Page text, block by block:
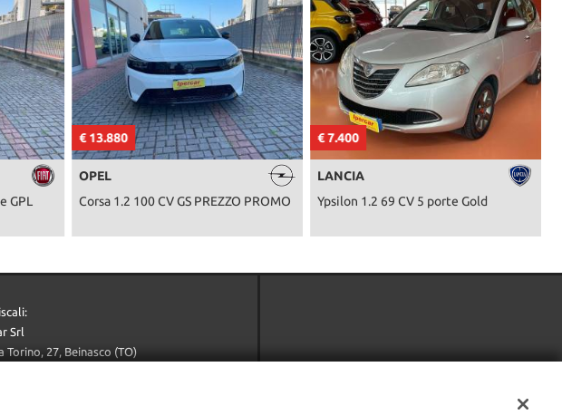
GPL
€ 13.880
OPEL
Corsa 1.2 100 CV GS PREZZO PROMO
€ 7.400
LANCIA
Ypsilon 1.2 69 CV 5 porte Gold
Srl
Torino, 27, Beinasco (TO)